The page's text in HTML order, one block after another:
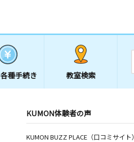
各種手続き 教室検索
KUMON体験者の声
KUMON BUZZ PLACE（口コミサイト）